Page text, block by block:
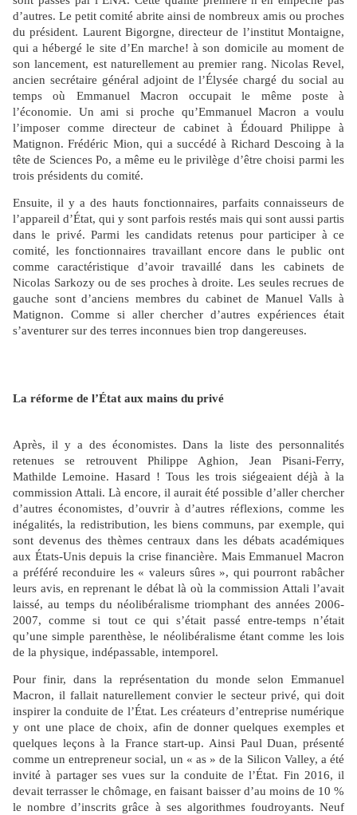
d’autres. Le petit comité abrite ainsi de nombreux amis ou proches
du président. Laurent Bigorgne, directeur de l’institut Montaigne,
qui a hébergé le site d’En marche! à son domicile au moment de
son lancement, est naturellement au premier rang. Nicolas Revel,
ancien secrétaire général adjoint de l’Élysée chargé du social au
temps où Emmanuel Macron occupait le même poste à
l’économie. Un ami si proche qu’Emmanuel Macron a voulu
l’imposer comme directeur de cabinet à Édouard Philippe à
Matignon. Frédéric Mion, qui a succédé à Richard Descoing à la
tête de Sciences Po, a même eu le privilège d’être choisi parmi les
trois présidents du comité.
Ensuite, il y a des hauts fonctionnaires, parfaits connaisseurs de
l’appareil d’État, qui y sont parfois restés mais qui sont aussi partis
dans le privé. Parmi les candidats retenus pour participer à ce
comité, les fonctionnaires travaillant encore dans le public ont
comme caractéristique d’avoir travaillé dans les cabinets de
Nicolas Sarkozy ou de ses proches à droite. Les seules recrues de
gauche sont d’anciens membres du cabinet de Manuel Valls à
Matignon. Comme si aller chercher d’autres expériences était
s’aventurer sur des terres inconnues bien trop dangereuses.
La réforme de l’État aux mains du privé
Après, il y a des économistes. Dans la liste des personnalités
retenues se retrouvent Philippe Aghion, Jean Pisani-Ferry,
Mathilde Lemoine. Hasard ! Tous les trois siégeaient déjà à la
commission Attali. Là encore, il aurait été possible d’aller chercher
d’autres économistes, d’ouvrir à d’autres réflexions, comme les
inégalités, la redistribution, les biens communs, par exemple, qui
sont devenus des thèmes centraux dans les débats académiques
aux États-Unis depuis la crise financière. Mais Emmanuel Macron
a préféré reconduire les « valeurs sûres », qui pourront rabâcher
leurs avis, en reprenant le débat là où la commission Attali l’avait
laissé, au temps du néolibéralisme triomphant des années 2006-
2007, comme si tout ce qui s’était passé entre-temps n’était
qu’une simple parenthèse, le néolibéralisme étant comme les lois
de la physique, indépassable, intemporel.
Pour finir, dans la représentation du monde selon Emmanuel
Macron, il fallait naturellement convier le secteur privé, qui doit
inspirer la conduite de l’État. Les créateurs d’entreprise numérique
y ont une place de choix, afin de donner quelques exemples et
quelques leçons à la France start-up. Ainsi Paul Duan, présenté
comme un entrepreneur social, un « as » de la Silicon Valley, a été
invité à partager ses vues sur la conduite de l’État. Fin 2016, il
devait terrasser le chômage, en faisant baisser d’au moins de 10 %
le nombre d’inscrits grâce à ses algorithmes foudroyants. Neuf